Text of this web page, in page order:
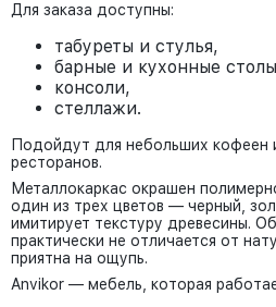
Для заказа доступны:
табуреты и стулья,
барные и кухонные
консоли,
стеллажи.
Подойдут для небольших кофеен
ресторанов.
Металлокаркас окрашен
один из трех цветов — черный,
имитирует текстуру древесины.
практически не отличается от
приятна на ощупь.
Anvikor — мебель, которая